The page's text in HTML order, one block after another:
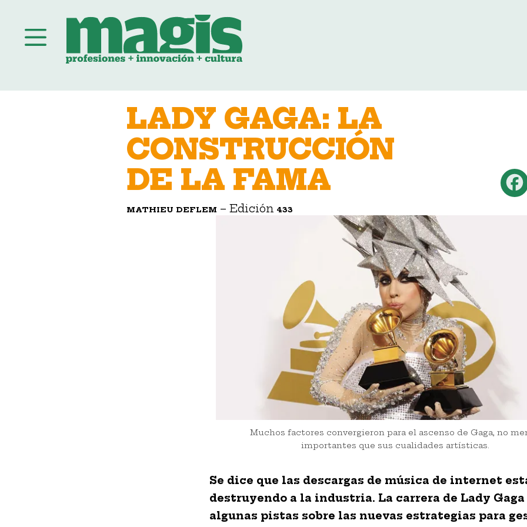
LADY GAGA: LA
CONSTRUCCIÓN
DE LA FAMA
MATHIEU DEFLEM – Edición 433
Muchos factores convergieron para el ascenso de Gaga, no
importantes que sus cualidades artísticas.
Se dice que las descargas de música de internet
destruyendo a la industria. La carrera de Lady
algunas pistas sobre las nuevas estrategias para